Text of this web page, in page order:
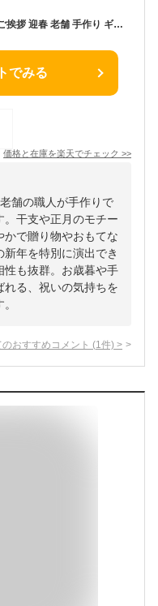
お年賀 迎春の上生菓子6個入 上生菓子 ご挨拶 迎春 老舗 手作り ギフト お歳暮 お菓子 干支 正月 詰め合わせ 和菓子 生菓子 誕生日 お取り寄せ 老舗 おくりもの お茶菓子 手土産 令和八年 午年 新年 新春の寿ぎ お正月限定 数量限定 2026年
でみる
価格と在庫を楽天でチェック >>
舗の職人が手作りで
干支や正月のモチー
かで贈り物やおもてな
年を特別に演出でき
性も抜群。お歳暮や手
る、祝いの気持ちを
のおすすめコメント (1 件) >